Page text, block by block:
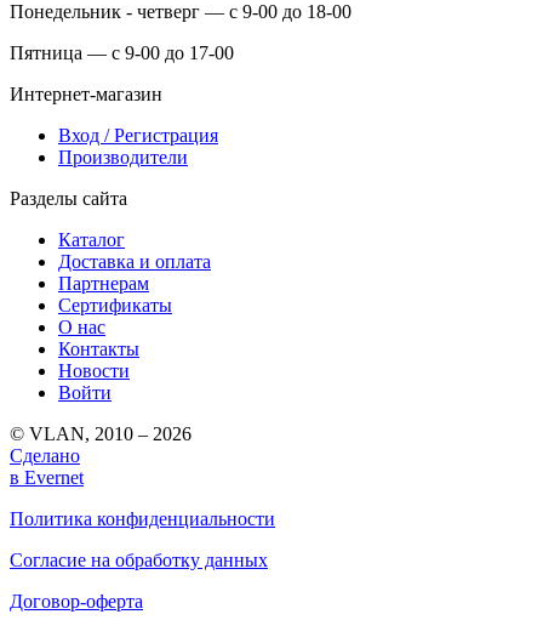
Понедельник - четверг — с 9-00 до 18-00
Пятница — с 9-00 до 17-00
Интернет-магазин
Вход / Регистрация
Производители
Разделы сайта
Каталог
Доставка и оплата
Партнерам
Сертификаты
О нас
Контакты
Новости
Войти
© VLAN, 2010 – 2026
Сделано
в Evernet
Политика конфиденциальности
Согласие на обработку данных
Договор-оферта